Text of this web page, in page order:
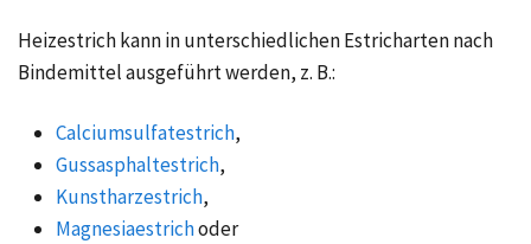
Heizestrich kann in unterschiedlichen Estricharten nach
Bindemittel ausgeführt werden, z. B.:
Calciumsulfatestrich,
Gussasphaltestrich,
Kunstharzestrich,
Magnesiaestrichoder